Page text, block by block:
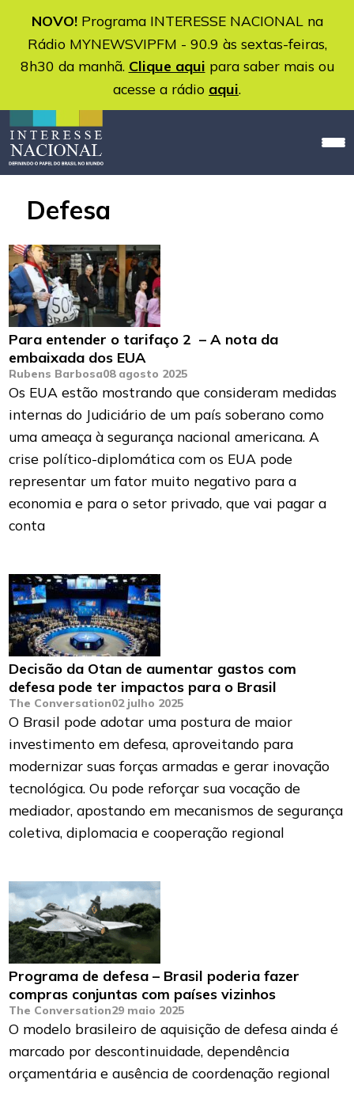
NOVO!Programa INTERESSE NACIONAL na
Rádio MYNEWSVIPFM - 90.9 às sextas-feiras,
8h30 da manhã. Clique aqui para saber mais ou
acesse a rádio aqui.
Defesa
Para entender o tarifaço 2 – A nota da
embaixada dos EUA
Rubens Barbosa08 agosto 2025
Os EUA estão mostrando que consideram medidas
internas do Judiciário de um país soberano como
uma ameaça à segurança nacional americana. A
crise político-diplomática com os EUA pode
representar um fator muito negativo para a
economia e para o setor privado, que vai pagar a
conta
Decisão da Otan de aumentar gastos com
defesa pode ter impactos para o Brasil
The Conversation02 julho 2025
O Brasil pode adotar uma postura de maior
investimento em defesa, aproveitando para
modernizar suas forças armadas e gerar inovação
tecnológica. Ou pode reforçar sua vocação de
mediador, apostando em mecanismos de segurança
coletiva, diplomacia e cooperação regional
Programa de defesa – Brasil poderia fazer
compras conjuntas com países vizinhos
The Conversation29 maio 2025
O modelo brasileiro de aquisição de defesa ainda é
marcado por descontinuidade, dependência
orçamentária e ausência de coordenação regional